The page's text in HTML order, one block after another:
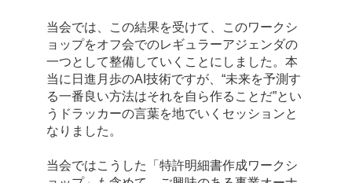
当会では、この結果を受けて、このワークシ
ョップをオフ会でのレギュラーアジェンダの
一つとして整備していくことにしました。本
当に日進月歩のAI技術ですが、“未来を予測す
る一番良い方法はそれを自ら作ることだ”とい
うドラッカーの言葉を地でいくセッションと
なりました。
当会ではこうした「特許明細書作成ワークシ